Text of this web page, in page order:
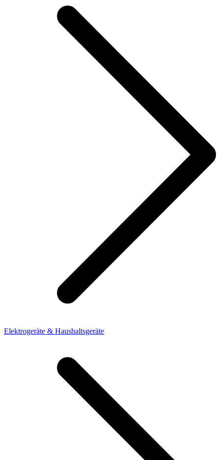
Elektrogeräte & Haushaltsgeräte